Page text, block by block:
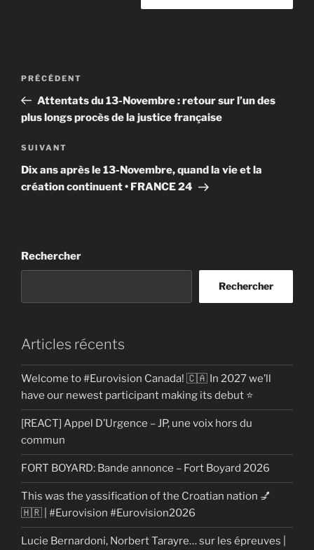
Navigation
l’article
Article
précédent
PRÉCÉDENT
Attentats du 13-Novembre : retour sur l’un des
plus longs procès de la justice française
Article
suivant
SUIVANT
Dix ans après le 13-Novembre, quand la vie et la
création continuent • FRANCE 24
Rechercher
Rechercher
Articles récents
Welcome to #Eurovision Canada! 🇨🇦 In 2027 we’ll
have our newest participant making its debut ⭐
[REACT] Appel D’Urgence – JP, une voix hors du
commun
FORT BOYARD: Bande annonce – Fort Boyard 2026
This was the yassification of the Croatian nation 💅
🇭🇷 | #Eurovision #Eurovision2026
Lucie Bernardoni, Norbert Tarayre… sur les épreuves |